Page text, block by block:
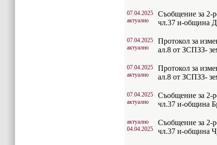
07.04.2025
актуално
Съобщение за 2-
чл.37 и-община
07.04.2025
актуално
Протокол за
ал.8 от ЗСПЗЗ-
07.04.2025
актуално
Протокол за
ал.8 от ЗСПЗЗ-
07.04.2025
актуално
Съобщение за 2-
чл.37 и-община
актуално
04.04.2025
Съобщение за 2-
чл.37 и-община